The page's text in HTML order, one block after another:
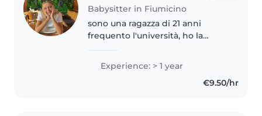
Babysitter in Fiumicino
sono una ragazza di 21 anni
frequento l'università, ho la
attenta con i bambini. Ho fatto
questo lavoro saltuariamente ma
Experience: > 1 year
€9.50/hr